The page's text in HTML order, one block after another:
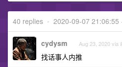
40 replies • 2020-09-07 21:06:55
cydysm Aug 23, 2020 via
找话事人内推